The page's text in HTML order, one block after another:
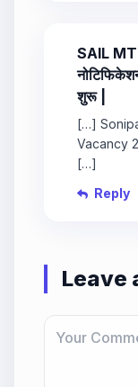
SAIL
शुरू |
[…]
Vacancy
[…]
Reply
Leave